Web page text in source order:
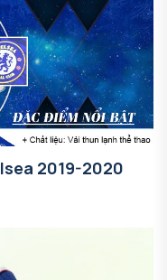
2019-2020